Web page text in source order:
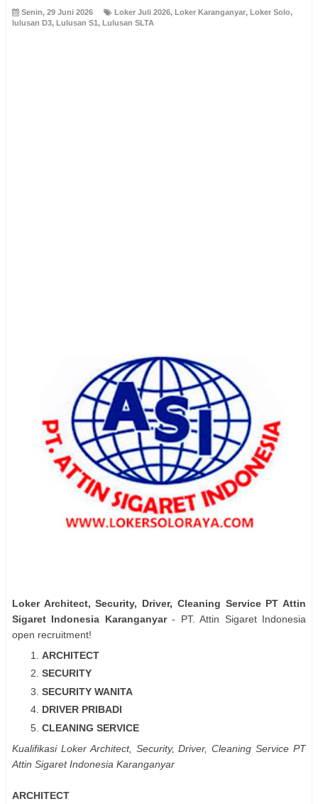
Senin, 29 Juni 2026 Loker Juli 2026, Loker Karanganyar, Loker Solo,
lulusan D3, Lulusan S1 , Lulusan SLTA
Loker Architect, Security, Driver, Cleaning Service PT Attin
Sigaret Indonesia Karanganyar- PT. Attin Sigaret Indonesia
open recruitment!
ARCHITECT
SECURITY
SECURITY WANITA
DRIVER PRIBADI
CLEANING SERVICE
Kualifikasi Loker Architect, Security, Driver, Cleaning Service PT
Attin Sigaret Indonesia Karanganyar
ARCHITECT